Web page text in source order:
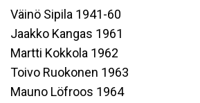
Väinö Sipila 1941-60
Jaakko Kangas 1961
Martti Kokkola 1962
Toivo Ruokonen 1963
Mauno Löfroos 1964